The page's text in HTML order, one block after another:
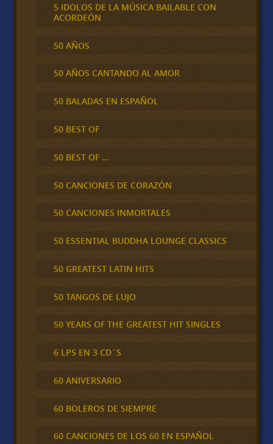
5 IDOLOS DE LA MÚSICA BAILABLE CON
ACORDEÓN
50 AÑOS
50 AÑOS CANTANDO AL AMOR
50 BALADAS EN ESPAÑOL
50 BEST OF
50 BEST OF …
50 CANCIONES DE CORAZÓN
50 CANCIONES INMORTALES
50 ESSENTIAL BUDDHA LOUNGE CLASSICS
50 GREATEST LATIN HITS
50 TANGOS DE LUJO
50 YEARS OF THE GREATEST HIT SINGLES
6 LPS EN 3 CD´S
60 ANIVERSARIO
60 BOLEROS DE SIEMPRE
60 CANCIONES DE LOS 60 EN ESPAÑOL